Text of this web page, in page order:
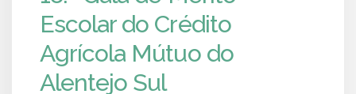
Escolar do Crédito
Agrícola Mútuo do
Alentejo Sul